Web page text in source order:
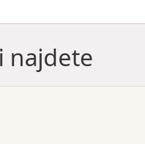
najdete